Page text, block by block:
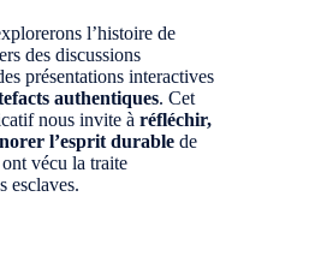
l’histoire de
des discussions
présentations interactives
authentiques. Cet
nous invite àréfléchir,
l’esprit durable de
vécu la traite
esclaves.